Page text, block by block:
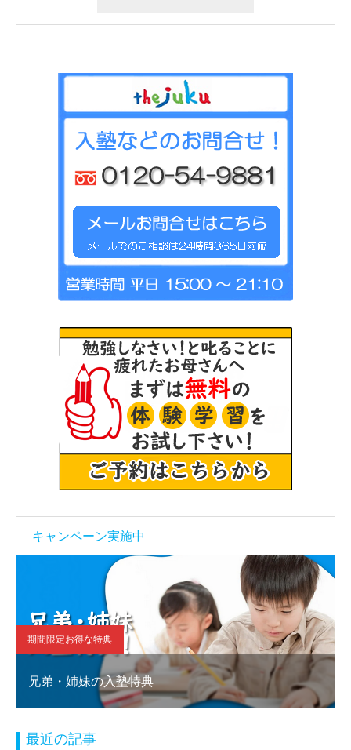
キャンペーン実施中
期間限定お得な特典
兄弟・姉妹の入塾特典
最近の記事